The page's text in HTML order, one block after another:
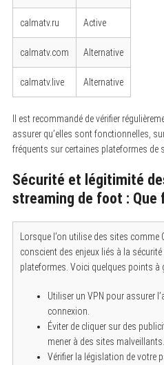
calmatv.ru Active
calmatv.com Alternative
calmatv.live Alternative
Il est recommandé de vérifier
assurer qu’elles sont fonctionnelles,
fréquents sur certaines plateformes de
Sécurité et légitimité
streaming de foot : Que
Lorsque l’on utilise des sites comme
conscient des enjeux liés à la
plateformes. Voici quelques points à
Utiliser un VPN pour assurer
connexion.
Éviter de cliquer sur des
mener à des sites malveillants.
Vérifier la législation de votre